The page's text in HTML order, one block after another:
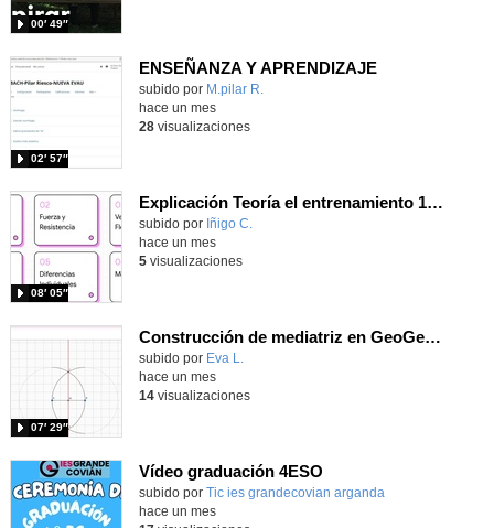
00′ 49″
ENSEÑANZA Y APRENDIZAJE
Contenido educativo.
subido por M.pilar R.
02′ 57″
hace un mes
28visualizaciones
Explicación Teoría el entrenamiento 1º Bachillerato (IA)
Contenido educativo.
subido por Iñigo C.
08′ 05″
hace un mes
5visualizaciones
Construcción de mediatriz en GeoGebra
Contenido educativo.
subido por Eva L.
07′ 29″
hace un mes
14visualizaciones
Vídeo graduación 4ESO
subido por Tic ies grandecovian arganda
hace un mes